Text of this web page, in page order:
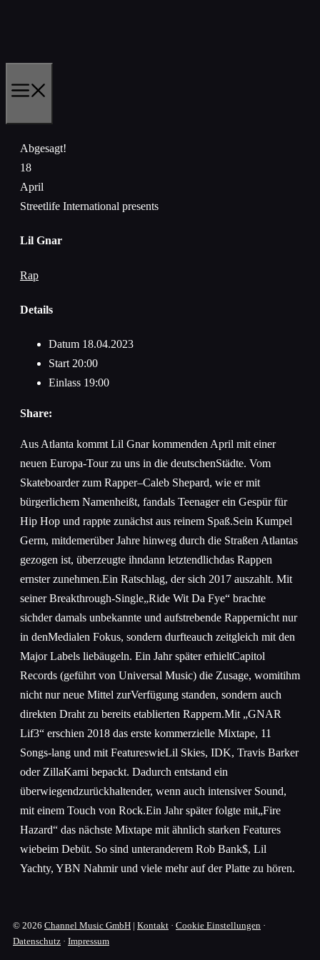
Abgesagt!
18
April
Streetlife International presents
Lil Gnar
Rap
Details
Datum 18.04.2023
Start 20:00
Einlass 19:00
Share:
Aus Atlanta kommt Lil Gnar kommenden April mit einer
neuen Europa-Tour zu uns in die deutschenStädte. Vom
Skateboarder zum Rapper–Caleb Shepard, wie er mit
bürgerlichem Namenheißt, fandals Teenager ein Gespür für
Hip Hop und rappte zunächst aus reinem Spaß.Sein Kumpel
Germ, mitdemerüber Jahre hinweg durch die Straßen Atlantas
gezogen ist, überzeugte ihndann letztendlichdas Rappen
ernster zunehmen.Ein Ratschlag, der sich 2017 auszahlt. Mit
seiner Breakthrough-Single„Ride Wit Da Fye“ brachte
sichder damals unbekannte und aufstrebende Rappernicht nur
in denMedialen Fokus, sondern durfteauch zeitgleich mit den
Major Labels liebäugeln. Ein Jahr später erhieltCapitol
Records (geführt von Universal Music) die Zusage, womitihm
nicht nur neue Mittel zurVerfügung standen, sondern auch
direkten Draht zu bereits etablierten Rappern.Mit „GNAR
Lif3“ erschien 2018 das erste kommerzielle Mixtape, 11
Songs-lang und mit FeatureswieLil Skies, IDK, Travis Barker
oder ZillaKami bepackt. Dadurch entstand ein
überwiegendzurückhaltender, wenn auch intensiver Sound,
mit einem Touch von Rock.Ein Jahr später folgte mit„Fire
Hazard“ das nächste Mixtape mit ähnlich starken Features
wiebeim Debüt. So sind unteranderem Rob Bank$, Lil
Yachty, YBN Nahmir und viele mehr auf der Platte zu hören.
© 2026 Channel Music GmbH | Kontakt · Cookie Einstellungen ·
Datenschutz · Impressum